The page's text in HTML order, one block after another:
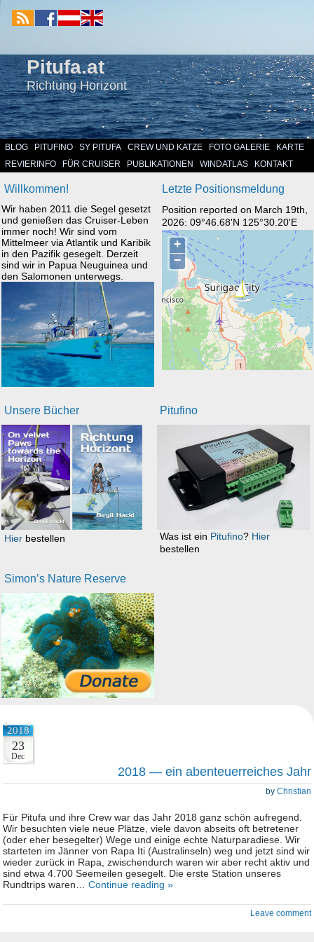
Pitufa.at
Richtung Horizont
BLOG PITUFINO SY PITUFA CREW UND KATZE FOTO GALERIE
KARTE
REVIERINFO
FÜR CRUISER PUBLIKATIONEN WINDATLAS KONTAKT
Willkommen!
Wir haben 2011 die Segel gesetzt
und genießen das Cruiser-Leben
immer noch! Wir sind vom
Mittelmeer via Atlantik und Karibik
in den Pazifik gesegelt. Derzeit
sind wir in Papua Neuguinea und
den Salomonen unterwegs.
Letzte Positionsmeldung
Position reported on March 19th,
2026: 09°46.68'N 125°30.20'E
Unsere Bücher
Hier bestellen
Pitufino
Was ist ein Pitufino? Hier
bestellen
Simon’s Nature Reserve
2018
23
Dec
2018 — ein abenteuerreiches Jahr
by Christian
Für Pitufa und ihre Crew war das Jahr 2018 ganz schön aufregend.
Wir besuchten viele neue Plätze, viele davon abseits oft betretener
(oder eher besegelter) Wege und einige echte Naturparadiese. Wir
starteten im Jänner von Rapa Iti (Australinseln) weg und jetzt sind wir
wieder zurück in Rapa, zwischendurch waren wir aber recht aktiv und
sind etwa 4.700 Seemeilen gesegelt. Die erste Station unseres
Rundtrips waren… Continue reading »
Leave comment